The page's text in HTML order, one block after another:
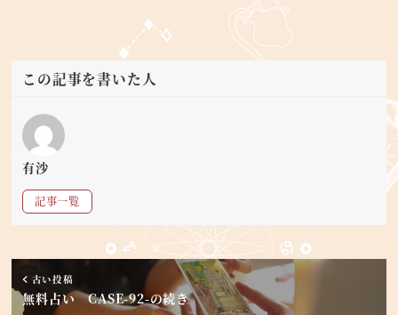
この記事を書いた人
有沙
記事一覧
古い投稿
無料占い CASE-92-の続き